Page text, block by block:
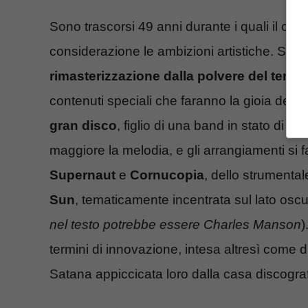
Sono trascorsi 49 anni durante i quali il
considerazione le ambizioni artistiche.
rimasterizzazione dalla polvere del tempo
contenuti speciali che faranno la gioia dei
gran disco, figlio di una band in stato di
maggiore la melodia, e gli arrangiamenti si
Supernaut e Cornucopia, dello
Sun, tematicamente incentrata sul lato
nel testo potrebbe essere Charles Manson
termini di innovazione, intesa altresì come
Satana appiccicata loro dalla casa